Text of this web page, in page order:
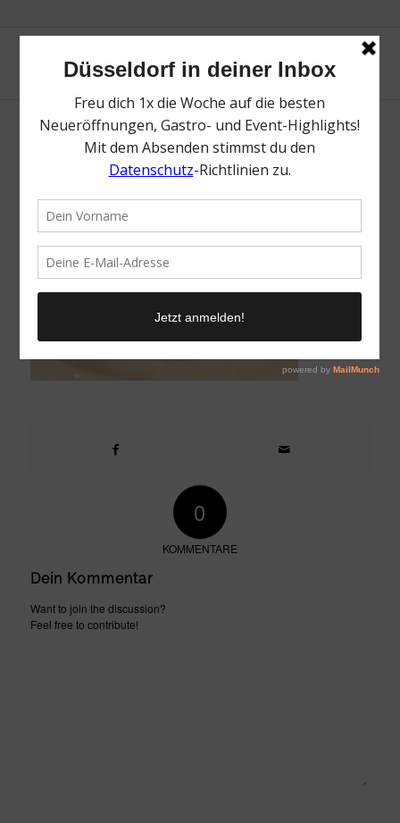
15. Januar 2018 /
0
KOMMENTARE
Dein Kommentar
Want to join the discussion?
Feel free to contribute!